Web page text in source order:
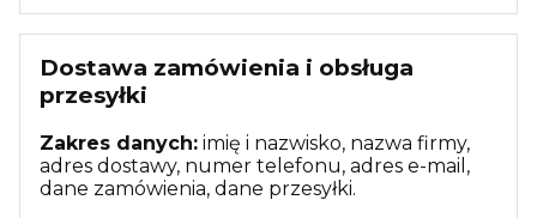
Dostawa zamówienia i obsługa
przesyłki
Zakres danych: imię i nazwisko, nazwa firmy,
adres dostawy, numer telefonu, adres e-mail,
dane zamówienia, dane przesyłki.